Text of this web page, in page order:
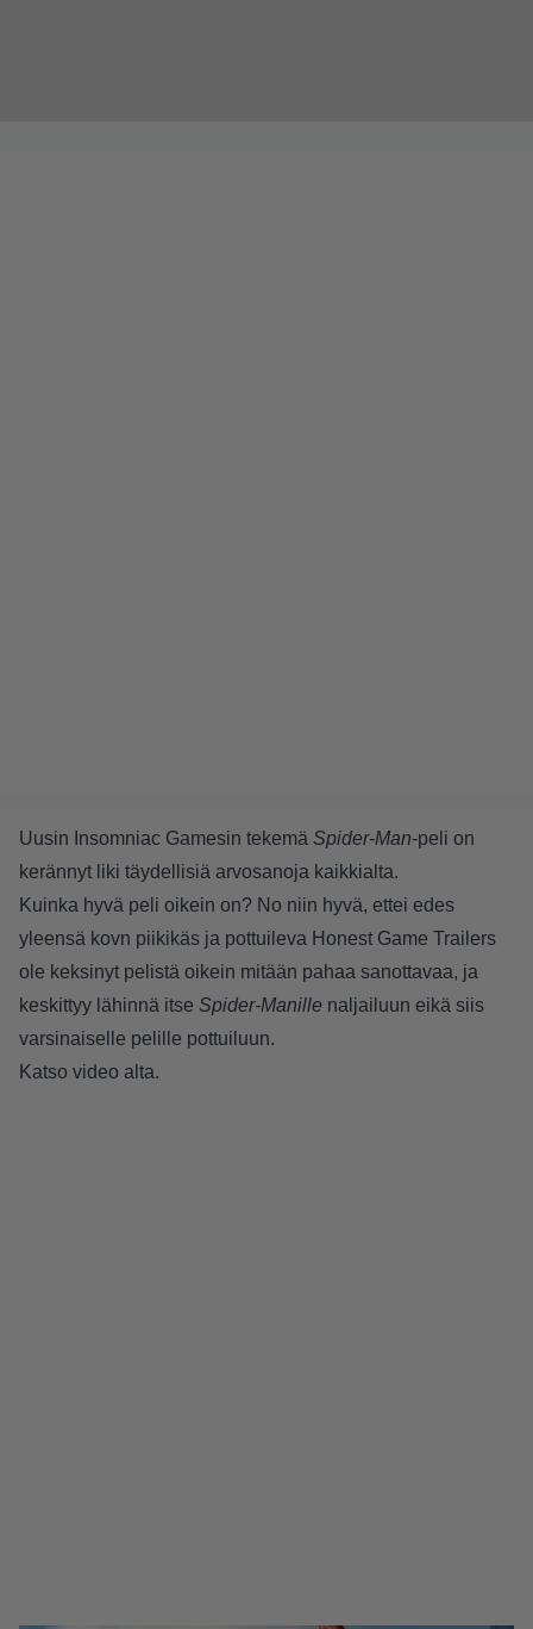
Uusin Insomniac Gamesin tekemä Spider-Man-peli on
kerännyt liki täydellisiä arvosanoja kaikkialta.
Kuinka hyvä peli oikein on? No niin hyvä, ettei edes
yleensä kovn piikikäs ja pottuileva Honest Game Trailers
ole keksinyt pelistä oikein mitään pahaa sanottavaa, ja
keskittyy lähinnä itse Spider-Manille naljailuun eikä siis
varsinaiselle pelille pottuiluun.
Katso video alta.